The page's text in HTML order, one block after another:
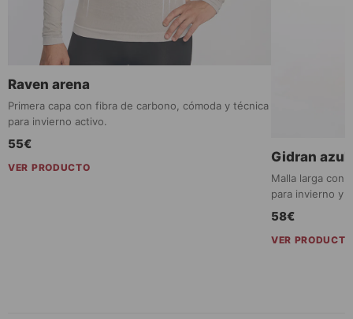
Raven arena
Primera capa con fibra de carbono, cómoda y técnica
para invierno activo.
55€
VER PRODUCTO
Gidran azul
Malla larga con
para invierno y
58€
VER PRODUCTO